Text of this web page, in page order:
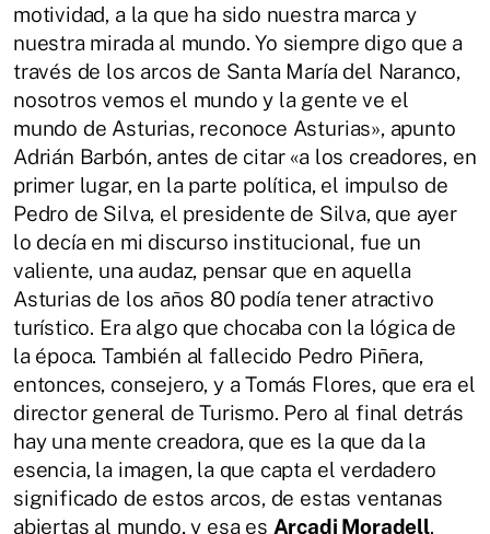
motividad, a la que ha sido nuestra marca y
nuestra mirada al mundo. Yo siempre digo que a
través de los arcos de Santa María del Naranco,
nosotros vemos el mundo y la gente ve el
mundo de Asturias, reconoce Asturias», apunto
Adrián Barbón, antes de citar «a los creadores, en
primer lugar, en la parte política, el impulso de
Pedro de Silva, el presidente de Silva, que ayer
lo decía en mi discurso institucional, fue un
valiente, una audaz, pensar que en aquella
Asturias de los años 80 podía tener atractivo
turístico. Era algo que chocaba con la lógica de
la época. También al fallecido Pedro Piñera,
entonces, consejero, y a Tomás Flores, que era el
director general de Turismo. Pero al final detrás
hay una mente creadora, que es la que da la
esencia, la imagen, la que capta el verdadero
significado de estos arcos, de estas ventanas
abiertas al mundo, y esa es Arcadi Moradell.